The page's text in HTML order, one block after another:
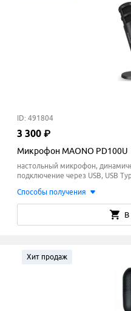
ID: 491804
3 300 ₽
Микрофон MAONO PD100U
настольный микрофон,
подключение через USB, USB
Способы получения
В
Хит продаж